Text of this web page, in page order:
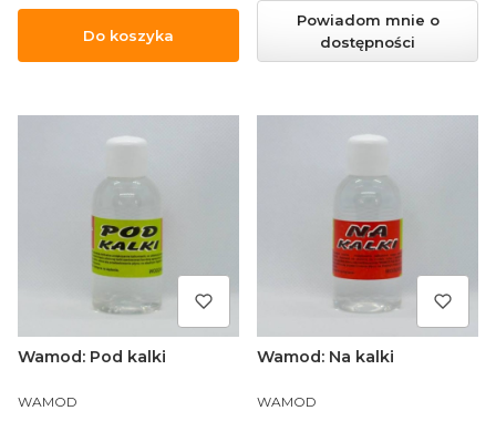
Do koszyka
Powiadom mnie o
dostępności
Wamod: Pod kalki
PRODUCENT
WAMOD
Wamod: Na kalki
PRODUCENT
WAMOD